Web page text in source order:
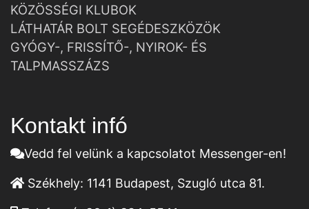
KÖZÖSSÉGI KLUBOK
LÁTHATÁR BOLT SEGÉDESZKÖZÖK
GYÓGY-, FRISSÍTŐ-, NYIROK- ÉS
TALPMASSZÁZS
Kontakt infó
Vedd fel velünk a kapcsolatot Messenger-en!
Székhely: 1141 Budapest, Szugló utca 81.